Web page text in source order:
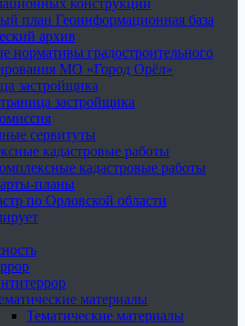
конструкций
план Геоинформационная база
архив
нормативы градостроительного
МО «Город Орёл»
застройщика
застройщика
сервитуты
кадастровые работы
кадастровые работы
планы
по Орловской области
материалы
Тематические материалы